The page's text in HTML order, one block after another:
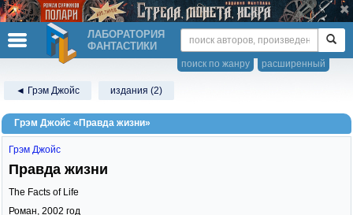
ЛАБОРАТОРИЯ
ФАНТАСТИКИ
расширенный
поиск по жанру
◄ Грэм Джойс издания (2)
Грэм Джойс «Правда жизни»
Грэм Джойс
Правда жизни
The Facts of Life
Роман, 2002 год